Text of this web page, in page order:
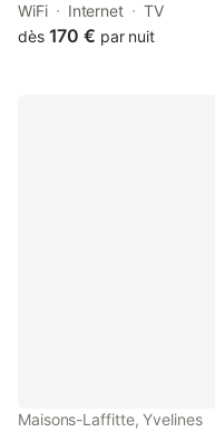
from Palais des Congrès
Triomphe.
WiFi Internet
TV
dès 170 € par nuit
Maisons-Laffitte, Yvelines